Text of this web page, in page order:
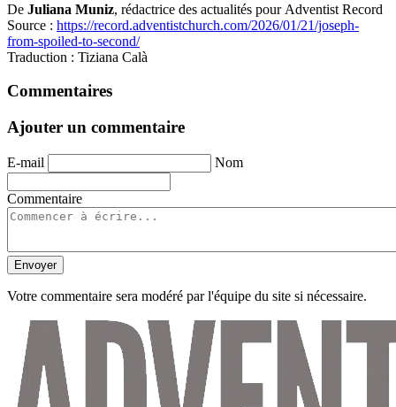
De Juliana Muniz, rédactrice des actualités pour Adventist Record
Source : https://record.adventistchurch.com/2026/01/21/joseph-
from-spoiled-to-second/
Traduction : Tiziana Calà
Commentaires
Ajouter un commentaire
E-mail Nom
Commentaire
Envoyer
Votre commentaire sera modéré par l'équipe du site si nécessaire.